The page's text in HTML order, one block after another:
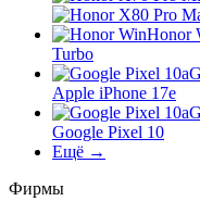
Honor
Turbo
Apple iPhone 17e
Google Pixel 10
Ещё →
Фирмы